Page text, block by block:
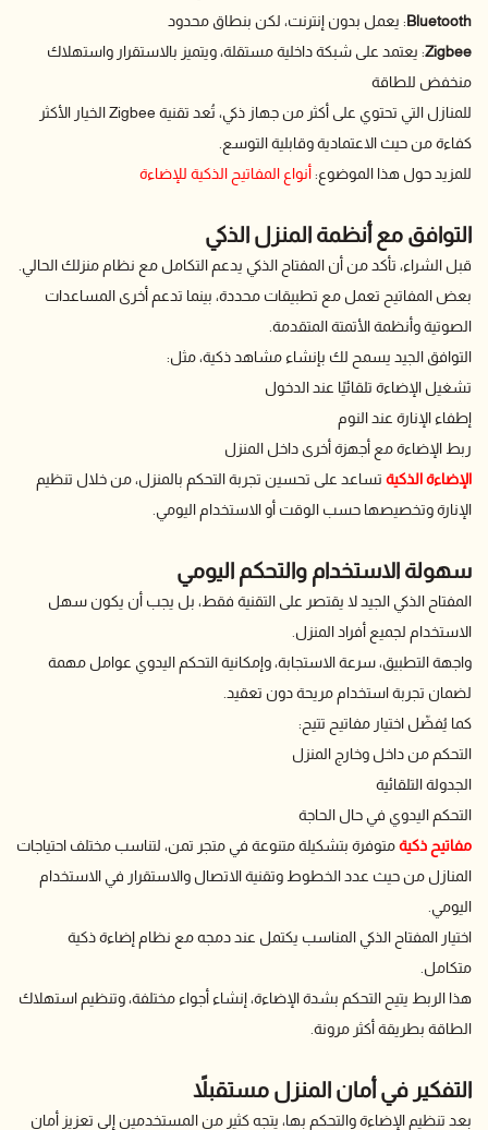
Bluetooth: يعمل بدون إنترنت، لكن بنطاق محدود
Zigbee: يعتمد على شبكة داخلية مستقلة، ويتميز بالاستقرار واستهلاك
منخفض للطاقة
للمنازل التي تحتوي على أكثر من جهاز ذكي، تُعد تقنية Zigbee الخيار الأكثر
كفاءة من حيث الاعتمادية وقابلية التوسع.
للمزيد حول هذا الموضوع:أنواع المفاتيح الذكية للإضاءة
التوافق مع أنظمة المنزل الذكي
قبل الشراء، تأكد من أن المفتاح الذكي يدعم التكامل مع نظام منزلك الحالي.
بعض المفاتيح تعمل مع تطبيقات محددة، بينما تدعم أخرى المساعدات
الصوتية وأنظمة الأتمتة المتقدمة.
التوافق الجيد يسمح لك بإنشاء مشاهد ذكية، مثل:
تشغيل الإضاءة تلقائيًا عند الدخول
إطفاء الإنارة عند النوم
ربط الإضاءة مع أجهزة أخرى داخل المنزل
الإضاءة الذكية تساعد على تحسين تجربة التحكم بالمنزل، من خلال تنظيم
الإنارة وتخصيصها حسب الوقت أو الاستخدام اليومي.
سهولة الاستخدام والتحكم اليومي
المفتاح الذكي الجيد لا يقتصر على التقنية فقط، بل يجب أن يكون سهل
الاستخدام لجميع أفراد المنزل.
واجهة التطبيق، سرعة الاستجابة، وإمكانية التحكم اليدوي عوامل مهمة
لضمان تجربة استخدام مريحة دون تعقيد.
كما يُفضّل اختيار مفاتيح تتيح:
التحكم من داخل وخارج المنزل
الجدولة التلقائية
التحكم اليدوي في حال الحاجة
مفاتيح ذكيةمتوفرة بتشكيلة متنوعة في متجر تمن، لتناسب مختلف احتياجات
المنازل من حيث عدد الخطوط وتقنية الاتصال والاستقرار في الاستخدام
اليومي.
اختيار المفتاح الذكي المناسب يكتمل عند دمجه مع نظام إضاءة ذكية
متكامل.
هذا الربط يتيح التحكم بشدة الإضاءة، إنشاء أجواء مختلفة، وتنظيم استهلاك
الطاقة بطريقة أكثر مرونة.
التفكير في أمان المنزل مستقبلاً
بعد تنظيم الإضاءة والتحكم بها، يتجه كثير من المستخدمين إلى تعزيز أمان